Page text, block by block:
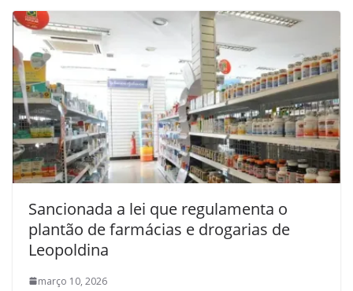
Sancionada a lei que regulamenta o
plantão de farmácias e drogarias de
Leopoldina
março 10, 2026